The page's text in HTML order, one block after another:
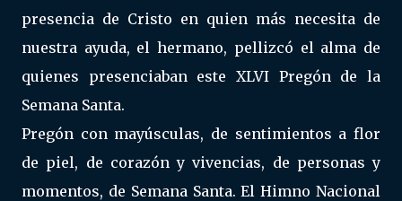
presencia de Cristo en quien más necesita de
nuestra ayuda, el hermano, pellizcó el alma de
quienes presenciaban este XLVI Pregón de la
Semana Santa.
Pregón con mayúsculas, de sentimientos a flor
de piel, de corazón y vivencias, de personas y
momentos, de Semana Santa. El Himno Nacional